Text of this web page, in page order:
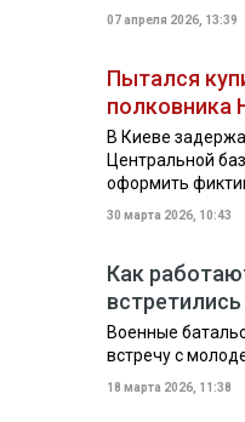
07 апреля 2026, 13:39
Пытался
полковника
В Киеве
Центральной
оформить
30 марта 2026, 10:43
Как
Военные
встречу с
18 марта 2026, 11:38